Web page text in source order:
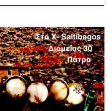
22.00 μαζευόμαστε για να
να καλωσορίσουμε το φως
σκοτάδι. Ο ρυθμός μέσα μας
Θα παίξουμε κρουστά, θα
θα κινηθούμε και θα